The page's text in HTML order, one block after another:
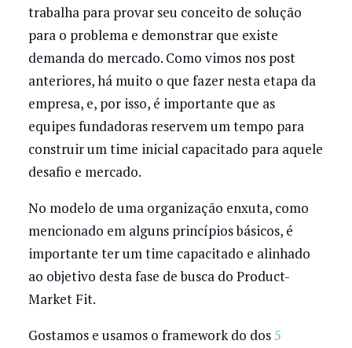
trabalha para provar seu conceito de solução
para o problema e demonstrar que existe
demanda do mercado. Como vimos nos post
anteriores, há muito o que fazer nesta etapa da
empresa, e, por isso, é importante que as
equipes fundadoras reservem um tempo para
construir um time inicial capacitado para aquele
desafio e mercado.
No modelo de uma organização enxuta, como
mencionado em alguns princípios básicos, é
importante ter um time capacitado e alinhado
ao objetivo desta fase de busca do Product-
Market Fit.
Gostamos e usamos o framework do dos5